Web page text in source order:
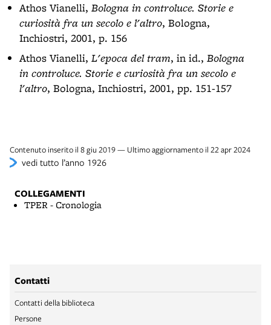
Athos Vianelli, Bologna in controluce. Storie e
curiosità fra un secolo e l'altro, Bologna,
Inchiostri, 2001, p. 156
Athos Vianelli, L'epoca del tram, in id., Bologna
in controluce. Storie e curiosità fra un secolo e
l'altro, Bologna, Inchiostri, 2001, pp. 151-157
Contenuto inserito il 8 giu 2019 — Ultimo aggiornamento il 22 apr 2024
vedi tutto l’anno 1926
COLLEGAMENTI
TPER - Cronologia
Contatti
Contatti della biblioteca
Persone